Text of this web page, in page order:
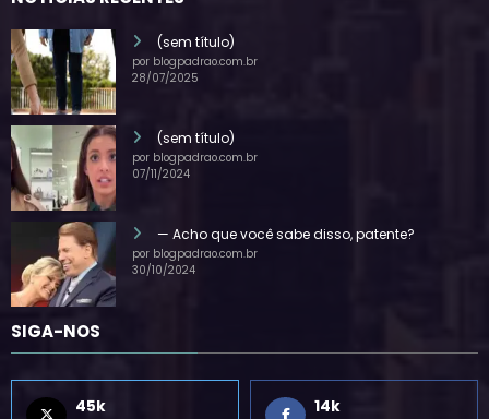
NOTÍCIAS RECENTES
(sem título)
por blogpadrao.com.br
(sem título)
por blogpadrao.com.br
— Acho que você sabe disso, patente?
por blogpadrao.com.br
SIGA-NOS